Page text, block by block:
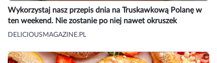
Wykorzystaj nasz przepis dnia na Truskawkową Polanę w
ten weekend. Nie zostanie po niej nawet okruszek
DELICIOUSMAGAZINE.PL